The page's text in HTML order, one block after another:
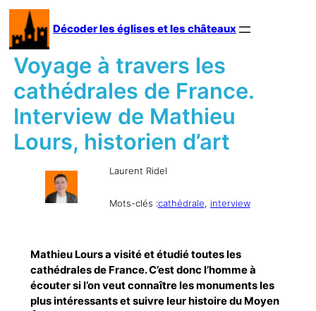
Aller
contenu
Décoder les églises et les châteaux
Voyage à travers les
cathédrales de France.
Interview de Mathieu
Lours, historien d’art
Laurent Ridel
Mots-clés :cathédrale, interview
Mathieu Lours a visité et étudié toutes les
cathédrales de France. C’est donc l’homme à
écouter si l’on veut connaître les monuments les
plus intéressants et suivre leur histoire du Moyen